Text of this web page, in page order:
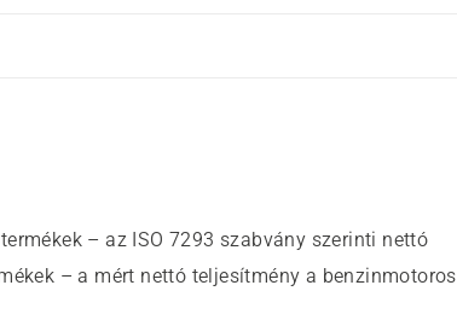
– az ISO 7293 szabvány szerinti nettó
– a mért nettó teljesítmény a benzinmotoros